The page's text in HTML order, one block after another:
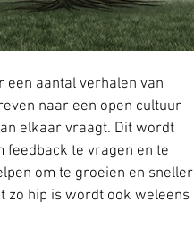
een aantal verhalen van
naar een open cultuur
elkaar vraagt. Dit wordt
te vragen en te
om te groeien en sneller
zo hip is wordt ook weleens